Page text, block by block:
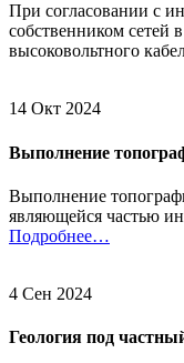
При согласовании с
собственником сетей
высоковольтного
14 Окт 2024
Выполнение
Выполнение
являющейся частью
Подробнее…
4 Сен 2024
Геология под